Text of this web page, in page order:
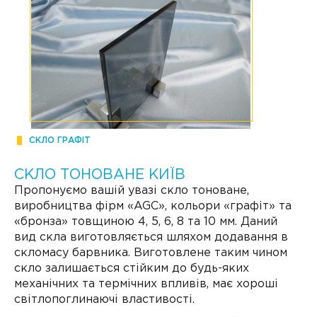
СКЛО ГРАФІТ
СКЛО ТОНОВАНЕ КИЇВ
Пропонуємо вашій увазі скло тоноване,
виробництва фірм «AGC», кольори «графіт» та
«бронза» товщиною 4, 5, 6, 8 та 10 мм. Даний
вид скла виготовляється шляхом додавання в
скломасу барвника. Виготовлене таким чином
скло залишається стійким до будь-яких
механічних та термічних впливів, має хороші
світлопоглинаючі властивості.